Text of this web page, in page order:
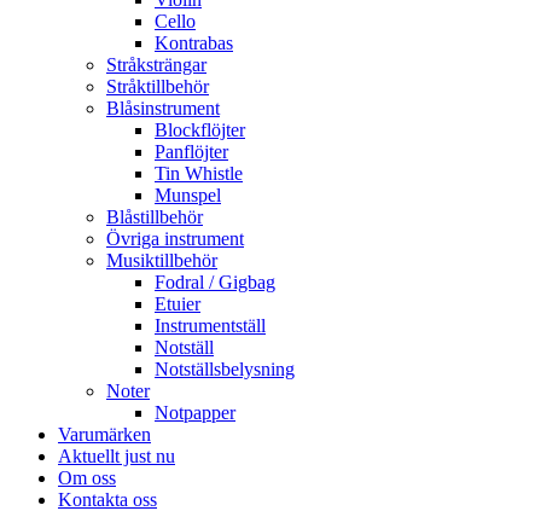
Cello
Kontrabas
Stråksträngar
Stråktillbehör
Blåsinstrument
Blockflöjter
Panflöjter
Tin Whistle
Munspel
Blåstillbehör
Övriga instrument
Musiktillbehör
Fodral / Gigbag
Etuier
Instrumentställ
Notställ
Notställsbelysning
Noter
Notpapper
Varumärken
Aktuellt just nu
Om oss
Kontakta oss